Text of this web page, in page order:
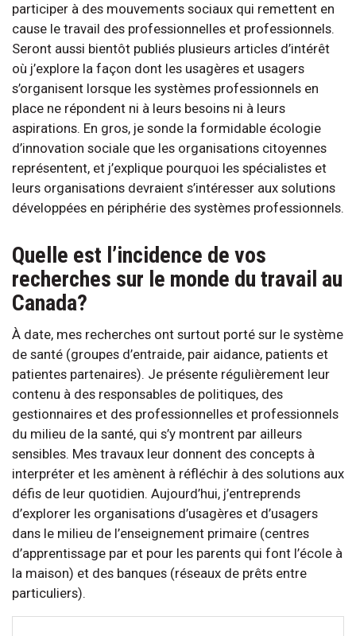
participer à des mouvements sociaux qui remettent en
cause le travail des professionnelles et professionnels.
Seront aussi bientôt publiés plusieurs articles d’intérêt
où j’explore la façon dont les usagères et usagers
s’organisent lorsque les systèmes professionnels en
place ne répondent ni à leurs besoins ni à leurs
aspirations. En gros, je sonde la formidable écologie
d’innovation sociale que les organisations citoyennes
représentent, et j’explique pourquoi les spécialistes et
leurs organisations devraient s’intéresser aux solutions
développées en périphérie des systèmes professionnels.
Quelle est l’incidence de vos
recherches sur le monde du travail au
Canada?
À date, mes recherches ont surtout porté sur le système
de santé (groupes d’entraide, pair aidance, patients et
patientes partenaires). Je présente régulièrement leur
contenu à des responsables de politiques, des
gestionnaires et des professionnelles et professionnels
du milieu de la santé, qui s’y montrent par ailleurs
sensibles. Mes travaux leur donnent des concepts à
interpréter et les amènent à réfléchir à des solutions aux
défis de leur quotidien. Aujourd’hui, j’entreprends
d’explorer les organisations d’usagères et d’usagers
dans le milieu de l’enseignement primaire (centres
d’apprentissage par et pour les parents qui font l’école à
la maison) et des banques (réseaux de prêts entre
particuliers).